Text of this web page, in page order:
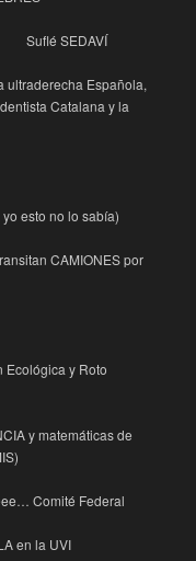
Suflé SEDAVÍ
ultraderecha Española,
Catalana y la
esto no lo sabía)
CAMIONES por
Ecológica y Roto
y matemáticas de
Comité Federal
en la UVI